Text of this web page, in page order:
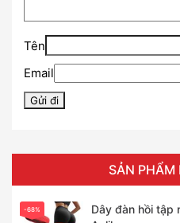
Tên
Email
SẢN PHẨM
-68%
Dây đàn hồi tập